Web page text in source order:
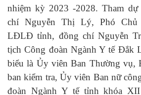
nhiệm kỳ 2023 -2028. Tham
chí Nguyễn Thị Lý, Phó Chủ
LĐLĐ tỉnh, đồng chí Nguyễn
tịch Công đoàn Ngành Y tế Đắk
biểu là Ủy viên Ban Thường vụ,
ban kiểm tra, Ủy viên Ban nữ
đoàn Ngành Y tế tỉnh khóa